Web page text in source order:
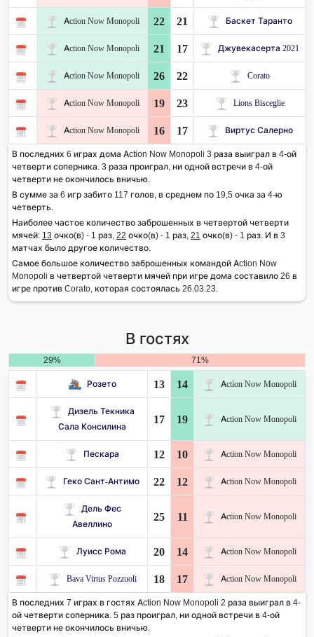
Action Now Monopoli 22 21 Баскет Таранто
Action Now Monopoli 21 17 Джувекасерта 2021
Action Now Monopoli 26 22 Corato
Action Now Monopoli 19 23 Lions Bisceglie
Action Now Monopoli 16 17 Виртус Салерно
В последних 6 играх дома Action Now Monopoli 3 раза выиграл в 4-ой
четверти соперника. 3 раза проиграл, ни одной встречи в 4-ой
четверти не окончилось вничью.
В сумме за 6 игр забито 117 голов, в среднем по 19,5 очка за 4-ю
четверть.
Наиболее частое количество заброшенных в четвертой четверти
мячей: 13 очко(в) - 1 раз, 22 очко(в) - 1 раз, 21 очко(в) - 1 раз. И в 3
матчах было другое количество.
Самое большое количество заброшенных командой Action Now
Monopoli в четвертой четверти мячей при игре дома составило 26 в
игре против Corato, которая состоялась 26.03.23.
В гостях
29% 71%
Розето 13 14 Action Now Monopoli
Дизель Текника
Сала Консилина
17 19 Action Now Monopoli
Пескара 12 10 Action Now Monopoli
Геко Сант-Антимо 22 12 Action Now Monopoli
Дель Фес
Авеллино
25 11 Action Now Monopoli
Луисс Рома 20 14 Action Now Monopoli
Bava Virtus Pozzuoli 18 17 Action Now Monopoli
В последних 7 играх в гостях Action Now Monopoli 2 раза выиграл в 4-
ой четверти соперника. 5 раз проиграл, ни одной встречи в 4-ой
четверти не окончилось вничью.